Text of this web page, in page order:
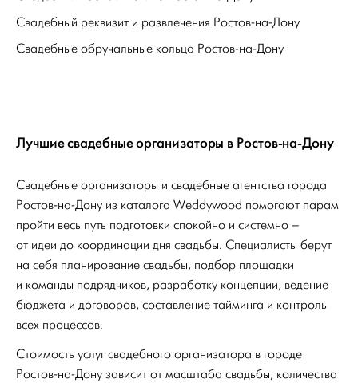
Свадебный реквизит и развлечения Ростов-на-Дону
Свадебные обручальные кольца Ростов-на-Дону
Лучшие свадебные организаторы в Ростов-на-Дону
Свадебные организаторы и свадебные агентства города
Ростов-на-Дону из каталога Weddywood помогают парам
пройти весь путь подготовки спокойно и системно –
от идеи до координации дня свадьбы. Специалисты берут
на себя планирование свадьбы, подбор площадки
и команды подрядчиков, разработку концепции, ведение
бюджета и договоров, составление тайминга и контроль
всех процессов.
Стоимость услуг свадебного организатора в городе
Ростов-на-Дону зависит от масштаба свадьбы, количества